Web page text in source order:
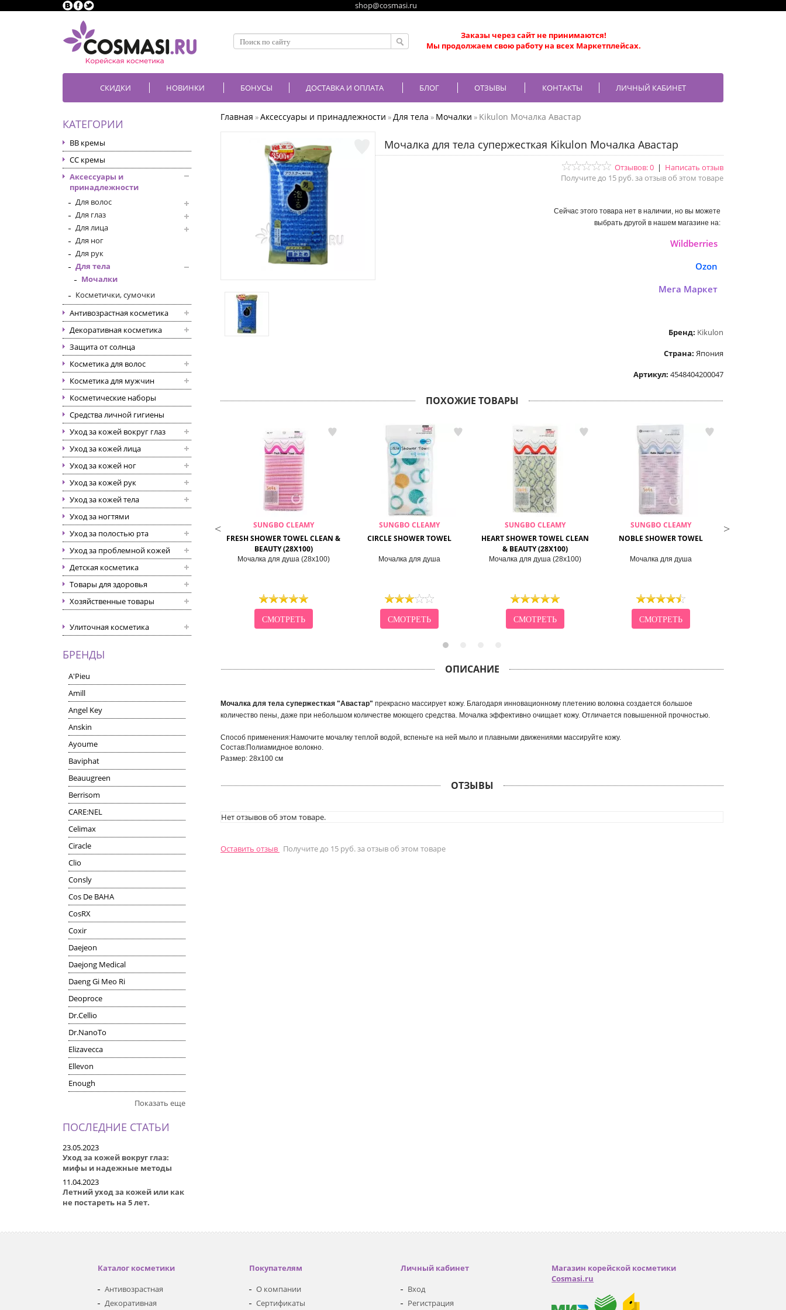
shop@cosmasi.ru
Заказы через сайт не принимаются!
Мы продолжаем свою работу на всех Маркетплейсах.
СКИДКИ НОВИНКИ БОНУСЫ ДОСТАВКА И ОПЛАТА БЛОГ ОТЗЫВЫ КОНТАКТЫ ЛИЧНЫЙ КАБИНЕТ
КАТЕГОРИИ
BB кремы
CC кремы
Аксессуары и
принадлежности
Для волос
Для глаз
Для лица
Для ног
Для рук
Для тела
Мочалки
Косметички, сумочки
Антивозрастная косметика
Декоративная косметика
Защита от солнца
Косметика для волос
Косметика для мужчин
Косметические наборы
Средства личной гигиены
Уход за кожей вокруг глаз
Уход за кожей лица
Уход за кожей ног
Уход за кожей рук
Уход за кожей тела
Уход за ногтями
Уход за полостью рта
Уход за проблемной кожей
Детская косметика
Товары для здоровья
Хозяйственные товары
Улиточная косметика
БРЕНДЫ
A'Pieu
Amill
Angel Key
Anskin
Ayoume
Baviphat
Beauugreen
Berrisom
CARE:NEL
Celimax
Ciracle
Clio
Consly
Cos De BAHA
CosRX
Coxir
Daejeon
Daejong Medical
Daeng Gi Meo Ri
Deoproce
Dr.Cellio
Dr.NanoTo
Elizavecca
Ellevon
Enough
Показать еще
ПОСЛЕДНИЕ СТАТЬИ
23.05.2023
Уход за кожей вокруг глаз:
мифы и надежные методы
11.04.2023
Летний уход за кожей или как
не постареть на 5 лет.
Главная »Аксессуары и принадлежности »Для тела » Мочалки » Kikulon Мочалка Авастар
Мочалка для тела супержесткая Kikulon Мочалка Авастар
Отзывов: 0 | Написать отзыв
Получите до 15 руб. за отзыв об этом товаре
Сейчас этого товара нет в наличии, но вы можете
выбрать другой в нашем магазине на:
Wildberries
Ozon
Мега Маркет
Бренд: Kikulon
Страна: Япония
Артикул: 4548404200047
ПОХОЖИЕ ТОВАРЫ
SHOWER TOWEL
Мочалка для душа
SUNGBO CLEAMY
FLOWER BALL ROSE SHOWER
BALL
Мочалка для душа
SUNGBO CLEAMY
FRESH SHOWER TOWEL CLEAN &
BEAUTY (28X100)
Мочалка для душа (28х100)
СМОТРЕТЬ
SUNGBO CLEAMY
CIRCLE SHOWER TOWEL
Мочалка для душа
СМОТРЕТЬ
SUNGBO CLEAMY
HEART SHOWER TOWEL CLEAN
& BEAUTY (28X100)
Мочалка для душа (28х100)
СМОТРЕТЬ
SUNGBO CLEAMY
NOBLE SHOWER TOWEL
Мочалка для душа
СМОТРЕТЬ
ОПИСАНИЕ
Мочалка для тела супержесткая "Авастар" прекрасно массирует кожу. Благодаря инновационному плетению волокна создается большое
количество пены, даже при небольшом количестве моющего средства. Мочалка эффективно очищает кожу. Отличается повышенной прочностью.
Способ применения:Намочите мочалку теплой водой, вспеньте на ней мыло и плавными движениями массируйте кожу.
Состав:Полиамидное волокно.
Размер: 28х100 см
ОТЗЫВЫ
Нет отзывов об этом товаре.
Оставить отзыв Получите до 15 руб. за отзыв об этом товаре
Каталог косметики
Антивозрастная
Декоративная
Покупателям
О компании
Сертификаты
Личный кабинет
Вход
Регистрация
Магазин корейской косметики
Cosmasi.ru